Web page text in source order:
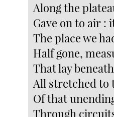
Along the
Gave on to air :
The place we
Half gone,
That lay
All stretched to
Of that
Through